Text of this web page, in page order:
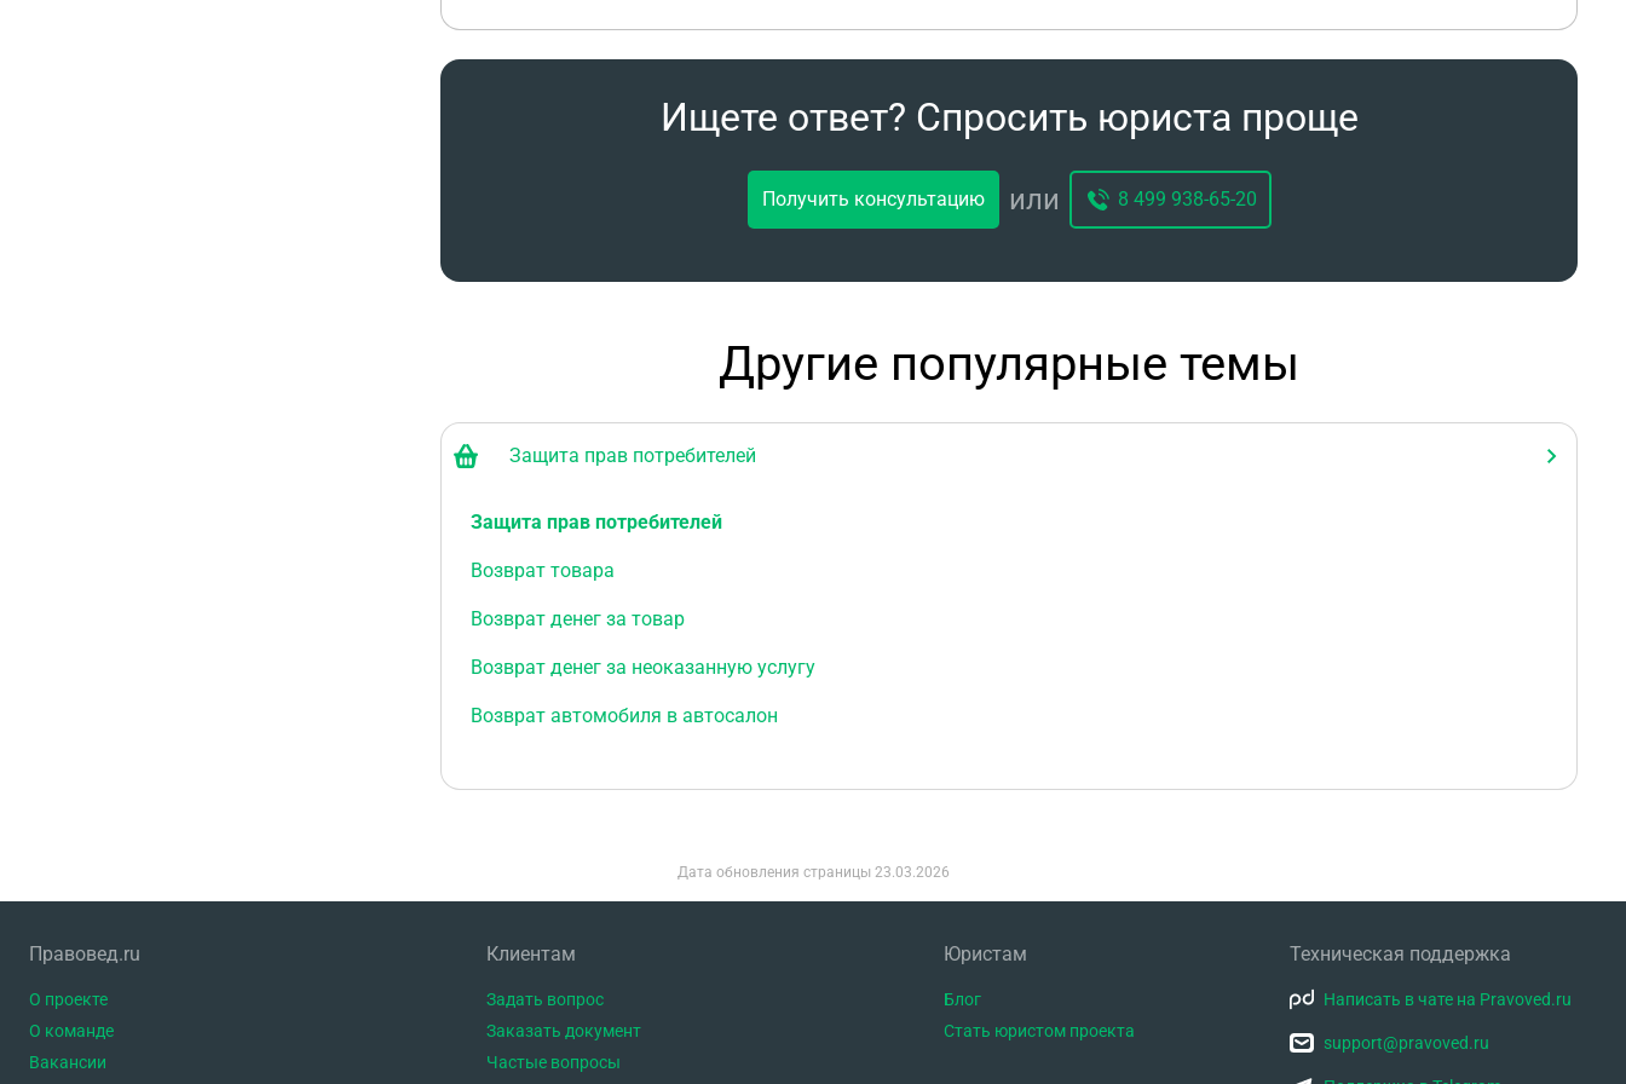
Ищете ответ? Спросить юриста проще
Получить консультацию или 8 499 938-65-20
Другие популярные темы
Защита прав потребителей
Защита прав потребителей
Возврат товара
Возврат денег за товар
Возврат денег за неоказанную услугу
Возврат автомобиля в автосалон
Дата обновления страницы 23.03.2026
Правовед.ru
О проекте
О команде
Вакансии
Клиентам
Задать вопрос
Заказать документ
Частые вопросы
Юристам
Блог
Стать юристом проекта
Техническая поддержка
Написать в чате на Pravoved.ru
support@pravoved.ru